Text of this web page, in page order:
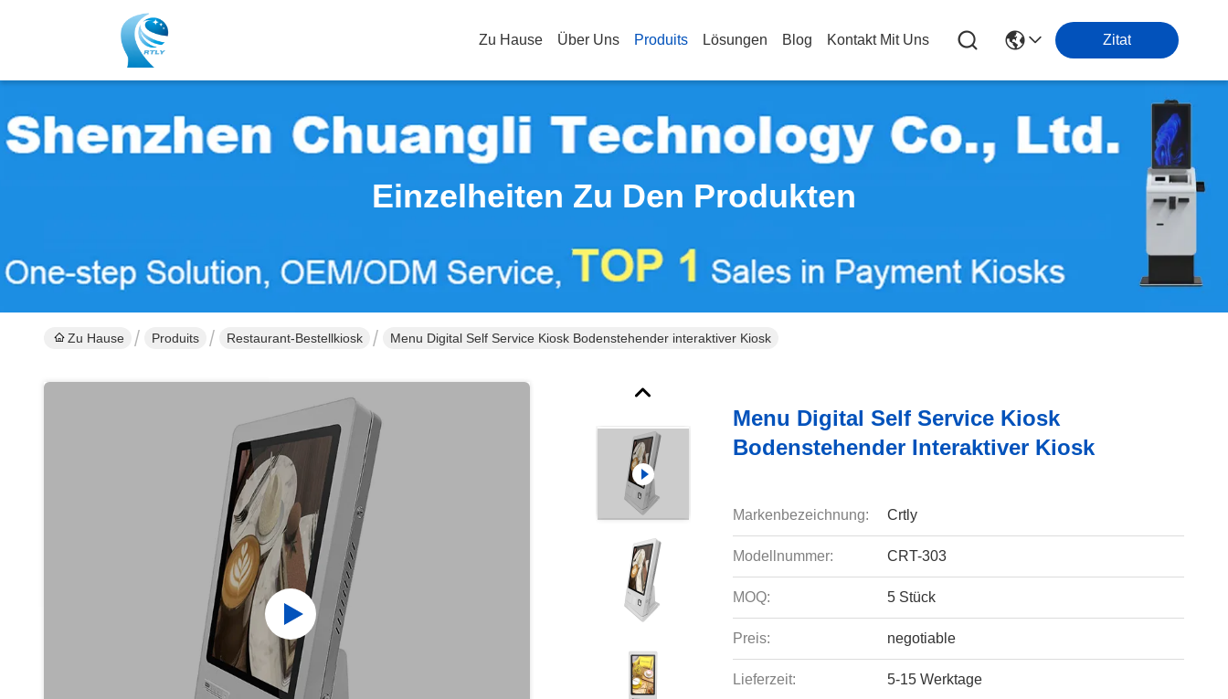
Zu Hause Über Uns Produits Lösungen Blog Kontakt Mit Uns Zitat
Einzelheiten Zu Den Produkten
Zu Hause Produits Restaurant-Bestellkiosk Menu Digital Self Service Kiosk Bodenstehender interaktiver Kiosk
Menu Digital Self Service Kiosk
Bodenstehender Interaktiver Kiosk
Markenbezeichnung: Crtly
Modellnummer: CRT-303
MOQ: 5 Stück
Preis: negotiable
Lieferzeit: 5-15 Werktage